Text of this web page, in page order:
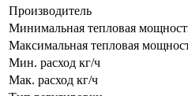
Производитель
Минимальная тепловая
Максимальная тепловая
Мин. расход кг/ч
Мак. расход кг/ч